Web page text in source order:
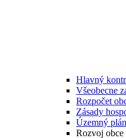
Hlavný
Všeobecne
Rozpočet
Zásady
Územný plán
Rozvoj obce